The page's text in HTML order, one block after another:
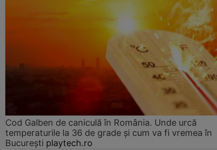
Cod Galben de caniculă în România. Unde urcă
temperaturile la 36 de grade și cum va fi vremea în
București playtech.ro